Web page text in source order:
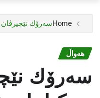
Homeسه‌رۆك نێچيرڤان
هەواڵ
سه‌رۆك